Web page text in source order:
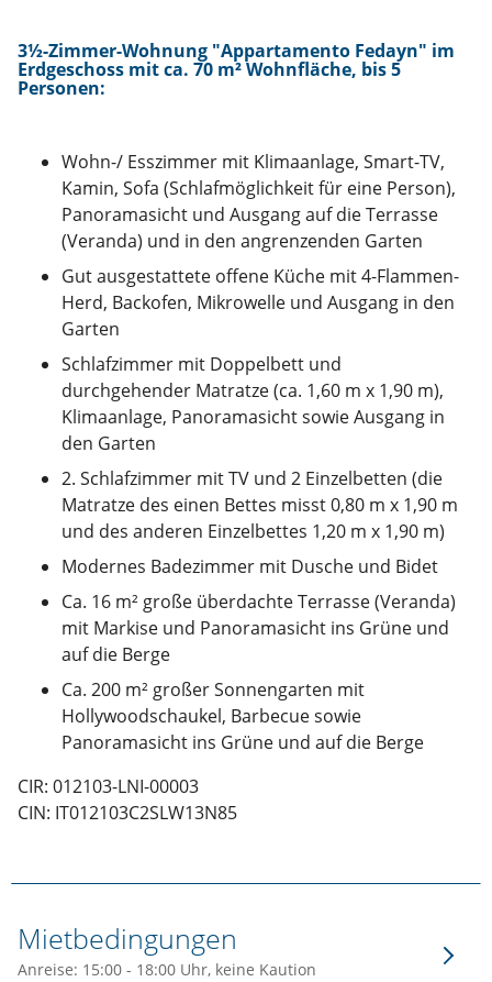
3½-Zimmer-Wohnung "Appartamento Fedayn" im
Erdgeschoss mit ca. 70 m² Wohnfläche, bis 5
Personen:
Wohn-/ Esszimmer mit Klimaanlage, Smart-TV,
Kamin, Sofa (Schlafmöglichkeit für eine Person),
Panoramasicht und Ausgang auf die Terrasse
(Veranda) und in den angrenzenden Garten
Gut ausgestattete offene Küche mit 4-Flammen-
Herd, Backofen, Mikrowelle und Ausgang in den
Garten
Schlafzimmer mit Doppelbett und
durchgehender Matratze (ca. 1,60 m x 1,90 m),
Klimaanlage, Panoramasicht sowie Ausgang in
den Garten
2. Schlafzimmer mit TV und 2 Einzelbetten (die
Matratze des einen Bettes misst 0,80 m x 1,90 m
und des anderen Einzelbettes 1,20 m x 1,90 m)
Modernes Badezimmer mit Dusche und Bidet
Ca. 16 m² große überdachte Terrasse (Veranda)
mit Markise und Panoramasicht ins Grüne und
auf die Berge
Ca. 200 m² großer Sonnengarten mit
Hollywoodschaukel, Barbecue sowie
Panoramasicht ins Grüne und auf die Berge
CIR: 012103-LNI-00003
CIN: IT012103C2SLW13N85
Mietbedingungen
Anreise: 15:00 - 18:00 Uhr, keine Kaution